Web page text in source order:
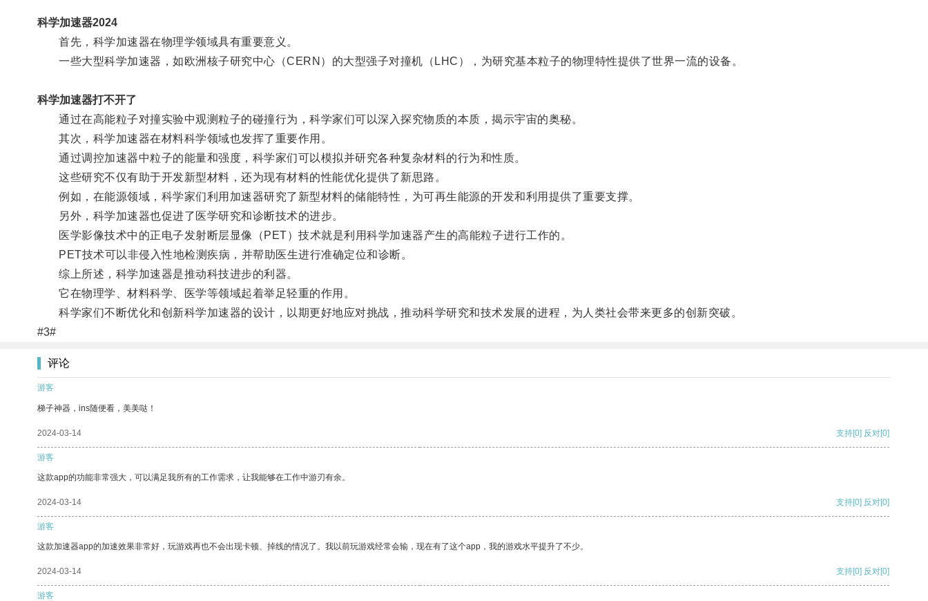
科学加速器2024
首先，科学加速器在物理学领域具有重要意义。
一些大型科学加速器，如欧洲核子研究中心（CERN）的大型强子对撞机（LHC），为研究基本粒子的物理特性提供了世界一流的设备。
科学加速器打不开了
通过在高能粒子对撞实验中观测粒子的碰撞行为，科学家们可以深入探究物质的本质，揭示宇宙的奥秘。
其次，科学加速器在材料科学领域也发挥了重要作用。
通过调控加速器中粒子的能量和强度，科学家们可以模拟并研究各种复杂材料的行为和性质。
这些研究不仅有助于开发新型材料，还为现有材料的性能优化提供了新思路。
例如，在能源领域，科学家们利用加速器研究了新型材料的储能特性，为可再生能源的开发和利用提供了重要支撑。
另外，科学加速器也促进了医学研究和诊断技术的进步。
医学影像技术中的正电子发射断层显像（PET）技术就是利用科学加速器产生的高能粒子进行工作的。
PET技术可以非侵入性地检测疾病，并帮助医生进行准确定位和诊断。
综上所述，科学加速器是推动科技进步的利器。
它在物理学、材料科学、医学等领域起着举足轻重的作用。
科学家们不断优化和创新科学加速器的设计，以期更好地应对挑战，推动科学研究和技术发展的进程，为人类社会带来更多的创新突破。
#3#
评论
游客
梯子神器，ins随便看，美美哒！
2024-03-14 支持[0] 反对[0]
游客
这款app的功能非常强大，可以满足我所有的工作需求，让我能够在工作中游刃有余。
2024-03-14 支持[0] 反对[0]
游客
这款加速器app的加速效果非常好，玩游戏再也不会出现卡顿、掉线的情况了。我以前玩游戏经常会输，现在有了这个app，我的游戏水平提升了不少。
2024-03-14 支持[0] 反对[0]
游客